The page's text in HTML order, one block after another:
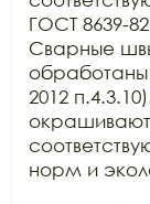
ГОСТ 8639-
Сварные
2012
норм и